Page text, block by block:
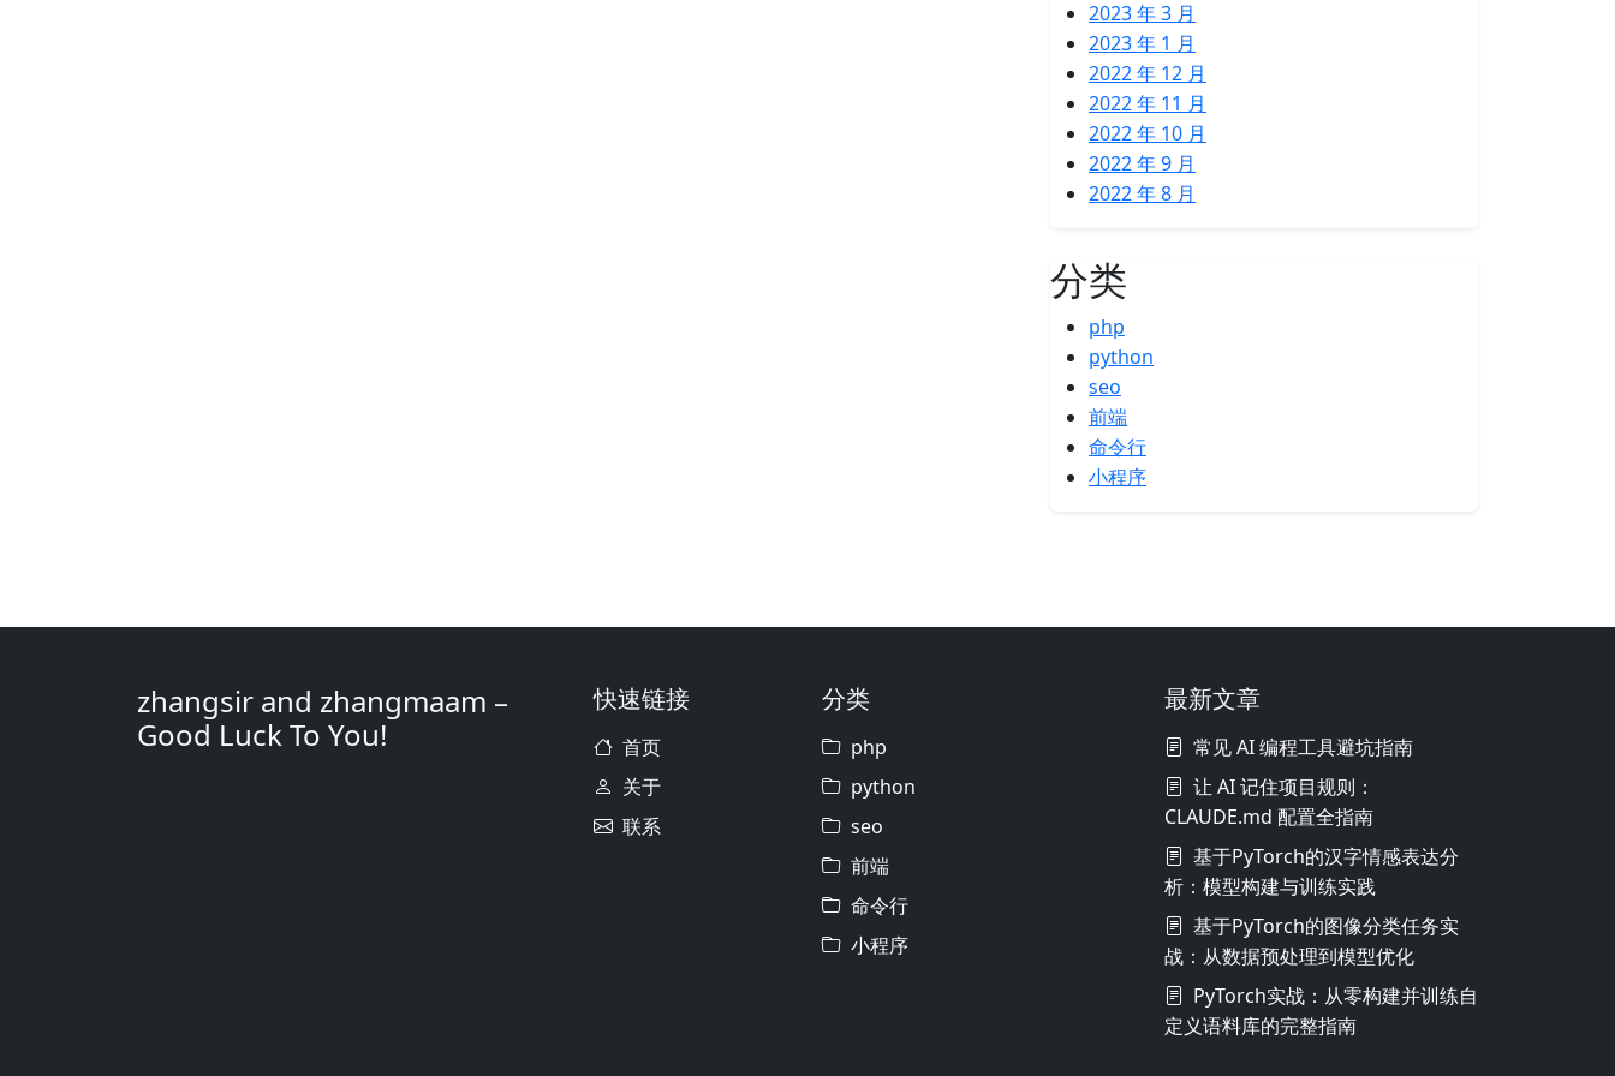
2023 年 3 月
2023 年 1 月
2022 年 12 月
2022 年 11 月
2022 年 10 月
2022 年 9 月
2022 年 8 月
分类
php
python
seo
前端
命令行
小程序
zhangsir and zhangmaam –
Good Luck To You!
快速链接
首页
关于
联系
分类
php
python
seo
前端
命令行
小程序
最新文章
常见 AI 编程工具避坑指南
让 AI 记住项目规则：
CLAUDE.md 配置全指南
基于PyTorch的汉字情感表达分
析：模型构建与训练实践
基于PyTorch的图像分类任务实
战：从数据预处理到模型优化
PyTorch实战：从零构建并训练自
定义语料库的完整指南